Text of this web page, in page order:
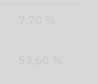
7,70 %
53,60 %